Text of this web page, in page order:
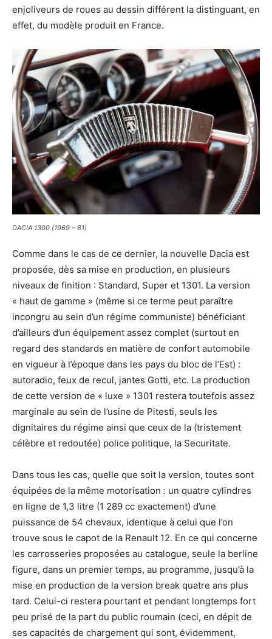
enjoliveurs de roues au dessin différent la distinguant, en
effet, du modèle produit en France.
DACIA 1300 (1969 – 81)
Comme dans le cas de ce dernier, la nouvelle Dacia est
proposée, dès sa mise en production, en plusieurs
niveaux de finition : Standard, Super et 1301. La version
« haut de gamme » (même si ce terme peut paraître
incongru au sein d’un régime communiste) bénéficiant
d’ailleurs d’un équipement assez complet (surtout en
regard des standards en matière de confort automobile
en vigueur à l’époque dans les pays du bloc de l’Est) :
autoradio, feux de recul, jantes Gotti, etc. La production
de cette version de « luxe » 1301 restera toutefois assez
marginale au sein de l’usine de Pitesti, seuls les
dignitaires du régime ainsi que ceux de la (tristement
célèbre et redoutée) police politique, la Securitate.
Dans tous les cas, quelle que soit la version, toutes sont
équipées de la même motorisation : un quatre cylindres
en ligne de 1,3 litre (1 289 cc exactement) d’une
puissance de 54 chevaux, identique à celui que l’on
trouve sous le capot de la Renault 12. En ce qui concerne
les carrosseries proposées au catalogue, seule la berline
figure, dans un premier temps, au programme, jusqu’à la
mise en production de la version break quatre ans plus
tard. Celui-ci restera pourtant et pendant longtemps fort
peu prisé de la part du public roumain (ceci, en dépit de
ses capacités de chargement qui sont, évidemment,